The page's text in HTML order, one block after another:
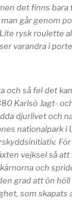
det finns bara
går genom
rysk roulette
varandra i
och så fel det
Karlsö Jagt-
djurlivet och
nationalpark i
vejksel så
och
grad att ön höll
som skapats